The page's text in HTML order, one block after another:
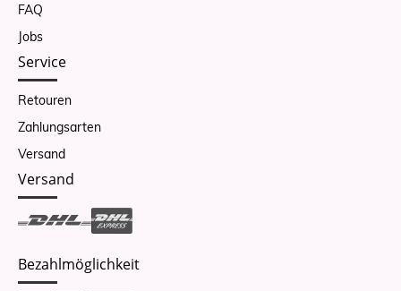
FAQ
Jobs
Service
Retouren
Zahlungsarten
Versand
Versand
Bezahlmöglichkeit